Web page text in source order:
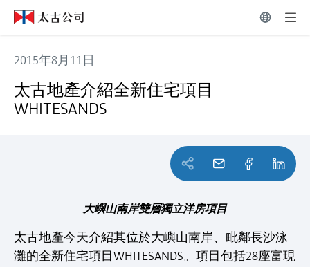
2015年8月11日
太古地產介紹全新住宅項目
WHITESANDS
大嶼山南岸雙層獨立洋房項目
太古地產今天介紹其位於大嶼山南岸、毗鄰長沙泳
灘的全新住宅項目WHITESANDS。項目包括28座富現